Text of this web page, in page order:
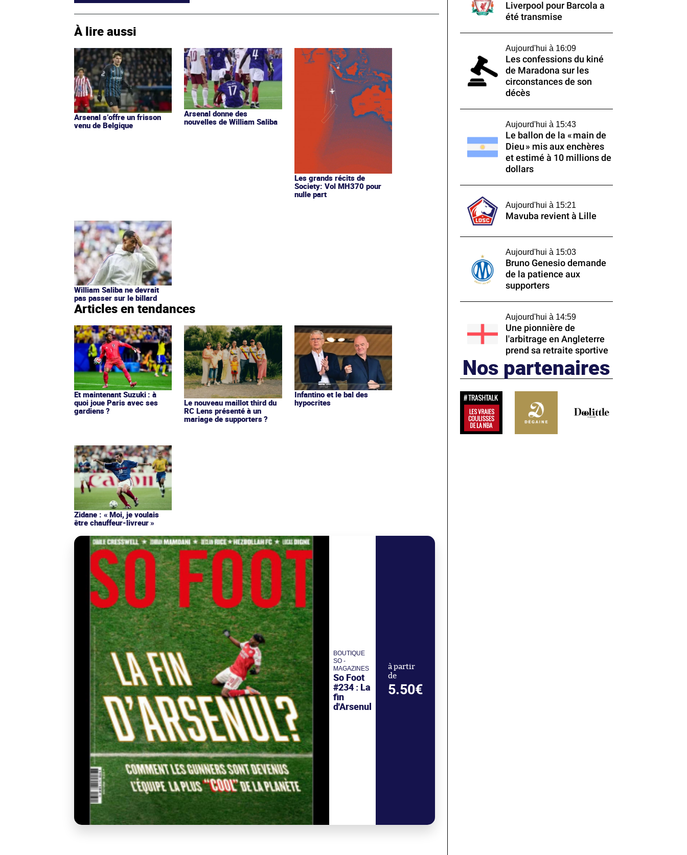
À lire aussi
Arsenal s’offre un frisson
venu de Belgique
Arsenal donne des
nouvelles de William Saliba
Les grands récits de
Society: Vol MH370 pour
nulle part
William Saliba ne devrait
pas passer sur le billard
Articles en tendances
Et maintenant Suzuki : à
quoi joue Paris avec ses
gardiens ?
Le nouveau maillot third du
RC Lens présenté à un
mariage de supporters ?
Infantino et le bal des
hypocrites
Zidane : « Moi, je voulais
être chauffeur-livreur »
BOUTIQUE
SO -
MAGAZINES
So Foot
#234 : La
fin
d'Arsenul
à partir
de
5.50€
Liverpool pour Barcola a
été transmise
Aujourd'hui à 16:09
Les confessions du kiné
de Maradona sur les
circonstances de son
décès
Aujourd'hui à 15:43
Le ballon de la « main de
Dieu » mis aux enchères
et estimé à 10 millions de
dollars
Aujourd'hui à 15:21
Mavuba revient à Lille
Aujourd'hui à 15:03
Bruno Genesio demande
de la patience aux
supporters
Aujourd'hui à 14:59
Une pionnière de
l'arbitrage en Angleterre
prend sa retraite sportive
Nos partenaires